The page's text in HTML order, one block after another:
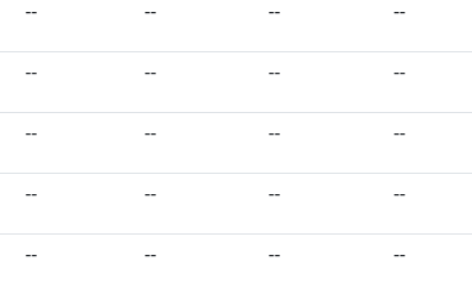
-- -- -- --
-- -- -- --
-- -- -- --
-- -- -- --
-- -- -- --